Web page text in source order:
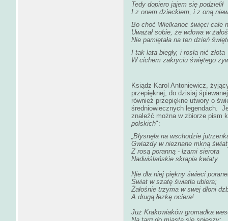
Tedy dopiero jajem się podzielił
I z onem dzieckiem, i z oną
Bo choć Wielkanoc święci całe
Uważał sobie, że wdowa w
Nie pamiętała na ten dzień
I tak lata biegły, i rosła nić złota
W cichem zakryciu świętego
Ksiądz Karol Antoniewicz,
przepięknej, do dzisiaj
również przepiękne utwory o
średniowiecznych legendach.
znaleźć można w zbiorze pism
polskich":
„Błysnęła na wschodzie
Gwiazdy w nieznane mkną
Z rosą poranną - łzami sierota
Nadwiślańskie skrapia kwiaty.
Nie dla niej piękny świeci
Świat w szatę światła ubiera;
Żałośnie trzyma w swej dłoni
A drugą łezkę ociera!
Już Krakowiaków gromadka